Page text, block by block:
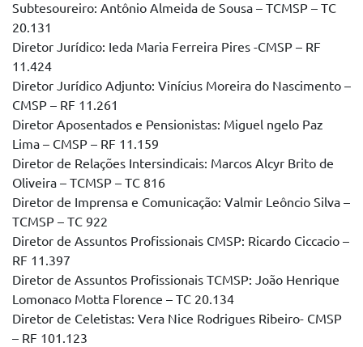
Subtesoureiro: Antônio Almeida de Sousa – TCMSP – TC
20.131
Diretor Jurídico: Ieda Maria Ferreira Pires -CMSP – RF
11.424
Diretor Jurídico Adjunto: Vinícius Moreira do Nascimento –
CMSP – RF 11.261
Diretor Aposentados e Pensionistas: Miguel ngelo Paz
Lima – CMSP – RF 11.159
Diretor de Relações Intersindicais: Marcos Alcyr Brito de
Oliveira – TCMSP – TC 816
Diretor de Imprensa e Comunicação: Valmir Leôncio Silva –
TCMSP – TC 922
Diretor de Assuntos Profissionais CMSP: Ricardo Ciccacio –
RF 11.397
Diretor de Assuntos Profissionais TCMSP: João Henrique
Lomonaco Motta Florence – TC 20.134
Diretor de Celetistas: Vera Nice Rodrigues Ribeiro- CMSP
– RF 101.123